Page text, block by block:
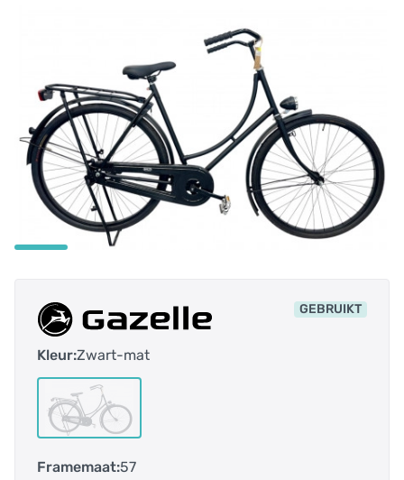
GEBRUIKT
Kleur:Zwart-mat
Framemaat:57